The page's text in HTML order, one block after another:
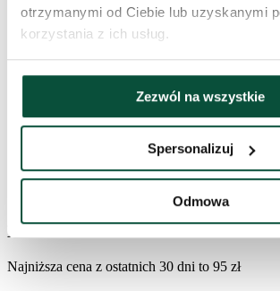
otrzymanymi od Ciebie lub uzyskanymi
korzystania z ich usług.
Zezwól na wszystkie
Spersonalizuj
Odmowa
Liczba LED 160
Typ
LED
Kabel
5m
Historia cen
Najniższa cena z ostatnich 30 dni to 95 zł